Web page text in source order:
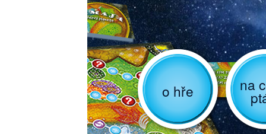
o hře na